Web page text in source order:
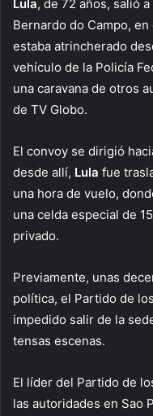
Lula, de 72 años, salió
Bernardo do Campo,
estaba atrincherado
vehículo de la Policía
una caravana de otros
de TV Globo.
El convoy se dirigió
desde allí, Lula fue
una hora de vuelo,
una celda especial de
privado.
Previamente, unas
política, el Partido de
impedido salir de la
tensas escenas.
El líder del Partido de
las autoridades en Sao